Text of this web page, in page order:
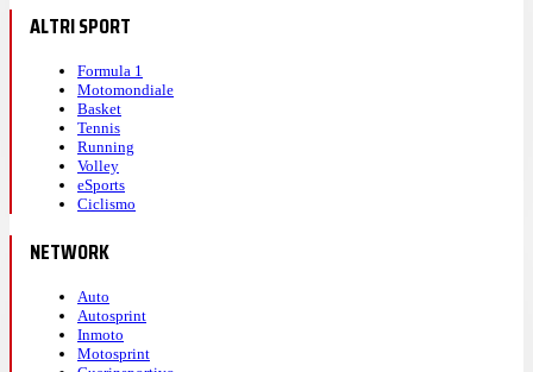
ALTRI SPORT
Formula 1
Motomondiale
Basket
Tennis
Running
Volley
eSports
Ciclismo
NETWORK
Auto
Autosprint
Inmoto
Motosprint